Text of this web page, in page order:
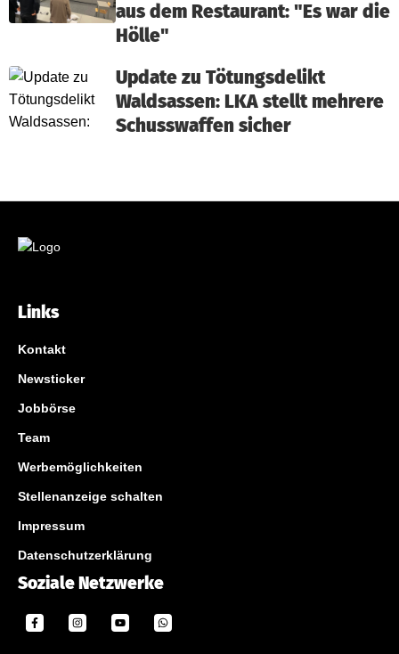
aus dem Restaurant: "Es war die
Hölle"
Update zu Tötungsdelikt
Waldsassen: LKA stellt mehrere
Schusswaffen sicher
Links
Kontakt
Newsticker
Jobbörse
Team
Werbemöglichkeiten
Stellenanzeige schalten
Impressum
Datenschutzerklärung
Soziale Netzwerke